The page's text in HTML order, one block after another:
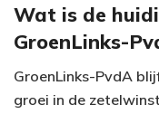
Wat is de
GroenLinks-
GroenLinks-PvdA
groei in de